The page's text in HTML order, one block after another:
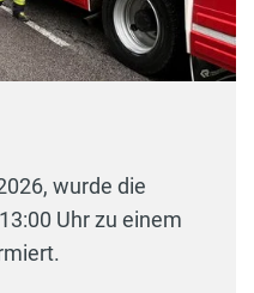
wurde die
Uhr zu einem